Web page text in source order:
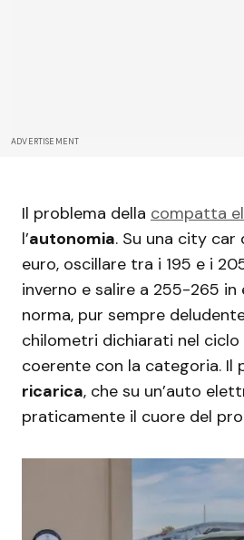
ADVERTISEMENT
Il problema della compatta
l’autonomia. Su una city
euro, oscillare tra i 195 e i
inverno e salire a 255-265 in
norma, pur sempre
chilometri dichiarati nel ciclo
coerente con la categoria. Il
ricarica, che su un’auto
praticamente il cuore del